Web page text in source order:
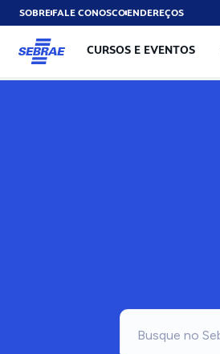
SOBREFALE CONOSCOENDEREÇOS
CURSOS E EVENTOS